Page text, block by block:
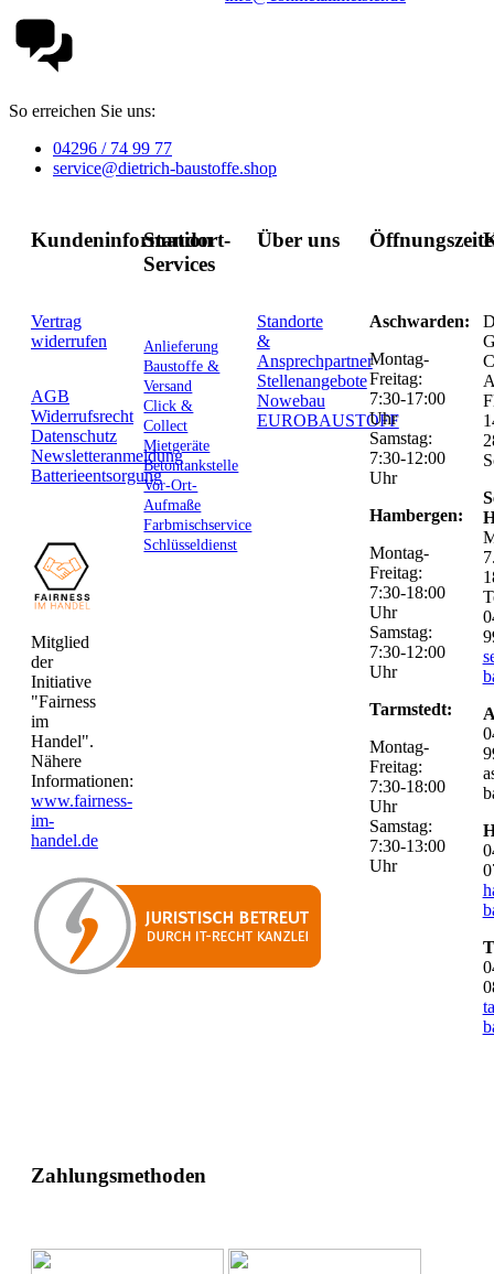
So erreichen Sie uns:
04296 / 74 99 77
service@dietrich-baustoffe.shop
Kundeninformation
Vertrag
widerrufen
AGB
Widerrufsrecht
Datenschutz
Newsletteranmeldung
Batterieentsorgung
Mitglied
der
Initiative
"Fairness
im
Handel".
Nähere
Informationen:
www.fairness-
im-
handel.de
Standort-
Services
Anlieferung
Baustoffe &
Versand
Click &
Collect
Mietgeräte
Betontankstelle
Vor-Ort-
Aufmaße
Farbmischservice
Schlüsseldienst
Über uns
Standorte
&
Ansprechpartner
Stellenangebote
Nowebau
EUROBAUSTOFF
Aschwarden:
Montag-
Freitag:
7:30-17:00
Uhr
Samstag:
7:30-12:00
Uhr
Hambergen:
Montag-
Freitag:
7:30-18:00
Uhr
Samstag:
7:30-12:00
Uhr
Tarmstedt:
Montag-
Freitag:
7:30-18:00
Uhr
Samstag:
7:30-13:00
Uhr
Zahlungsmethoden